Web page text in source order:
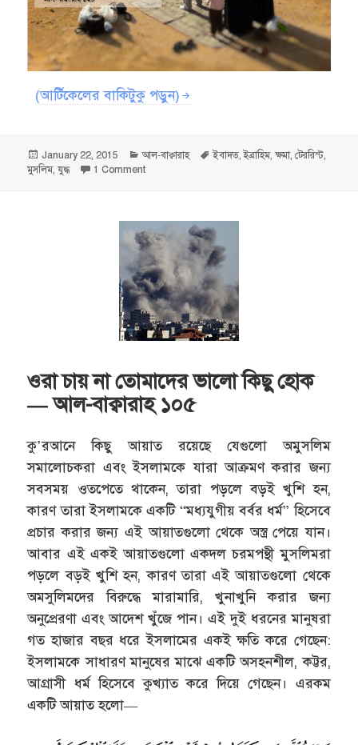
(আর্টিকেলের বাকিটুকু পড়ুন)
Posted
on
January 22, 2015 Categories
আল-বাক্বারাহ Tags
ইবাদত,ইব্রাহিম,ক্ষমা,টেররিস্ট,
মুসলিম,যুদ্ধ 1 Commenton নিঃসন্দেহে আপনি বার বার ক্ষমা করেন — আল-
ওরা চায় না তোমাদের ভালো কিছু হোক
— আল-বাক্বারাহ ১০৫
কু’রআনে কিছু আয়াত রয়েছে যেগুলো অমুসলিম
সমালোচকরা এবং ইসলামকে যারা আক্রমণ করার জন্য
সবসময় ওতপেতে থাকেন, তারা পড়লে বড়ই খুশি হন,
কারণ তারা ইসলামকে একটি “মধ্যযুগীয় বর্বর ধর্ম” হিসেবে
প্রচার করার জন্য এই আয়াতগুলো থেকে অস্ত্র পেয়ে যান।
আবার এই একই আয়াতগুলো একদল চরমপন্থী মুসলিমরা
পড়লে বড়ই খুশি হন, কারণ তারা এই আয়াতগুলো থেকে
অমসুলিমদের বিরুদ্ধে মারামারি, খুনাখুনি করার জন্য
অনুপ্রেরণা এবং আদেশ খুঁজে পান। এই দুই ধরনের মানুষরা
গত হাজার বছর ধরে ইসলামের একই ক্ষতি করে গেছেন:
ইসলামকে সাধারণ মানুষের মাঝে একটি অসহনশীল, কট্টর,
আগ্রাসী ধর্ম হিসেবে কুখ্যাত করে দিয়ে গেছেন। এরকম
একটি আয়াত হলো—